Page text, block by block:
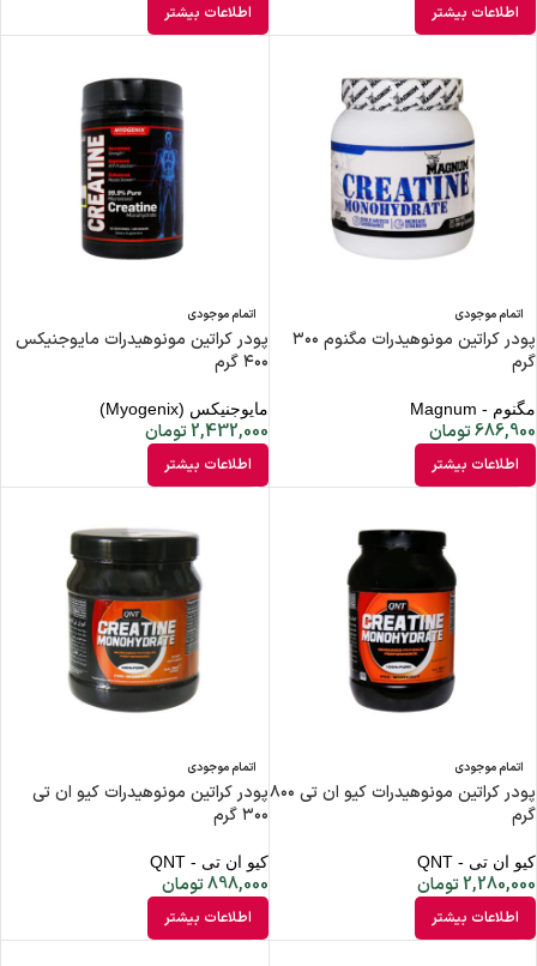
اطلاعات بیشتر اطلاعات بیشتر
اتمام موجودی
پودر کراتین مونوهیدرات مگنوم ۳۰۰
گرم
مگنوم - Magnum
686,900تومان
اطلاعات بیشتر
اتمام موجودی
پودر کراتین مونوهیدرات مایوجنیکس
۴۰۰ گرم
مایوجنیکس (Myogenix)
2,432,000 تومان
اطلاعات بیشتر
اتمام موجودی
پودر کراتین مونوهیدرات کیو ان تی ۸۰۰
گرم
کیو ان تی - QNT
2,280,000تومان
اطلاعات بیشتر
اتمام موجودی
پودر کراتین مونوهیدرات کیو ان تی
۳۰۰ گرم
کیو ان تی - QNT
898,000تومان
اطلاعات بیشتر